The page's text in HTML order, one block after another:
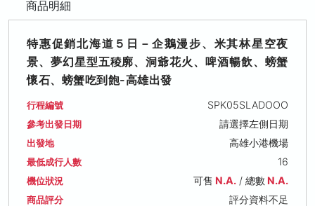
商品明細
特惠促銷北海道５日－企鵝漫步、米其林星空夜
景、夢幻星型五稜廓、洞爺花火、啤酒暢飲、螃蟹
懷石、螃蟹吃到飽-高雄出發
行程編號 SPK05SLADOOO
參考出發日期 請選擇左側日期
出發地 高雄小港機場
最低成行人數 16
機位狀況 可售 N.A./ 總數N.A.
商品評分 評分資料不足